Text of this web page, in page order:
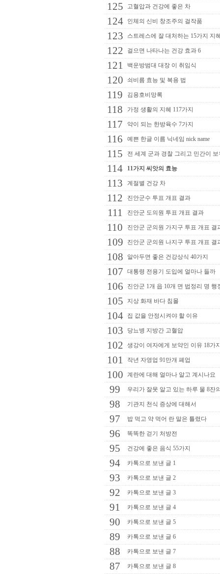
125 고혈압과 건강에 좋은 차
124 인체의 신비 창조주의 걸작품
123 스트레스에 잘 대처하는 15가지 지
122 걸으면 나타나는 건강 효과 6
121 백운방범대 대장 이 취임식
120 쇠비름 효능 및 복용 법
119 김용호비망록
118 가정 생활의 지혜 117가지
117 약이 되는 한방육수 7가지
116 예쁜 한글 이름 닉네임 nick name
115 전 세계 군과 경찰 그리고 민간이
114 11가지 씨앗의 효능
113 계절별 건강 차
112 진안군수 투표 개표 결과
111 진안군 도의원 투표 개표 결과
110 진안군 군의원 가지구 투표 개표 결
109 진안군 군의원 나지구 투표 개표 결
108 알아두면 좋은 건강상식 40가지
107 대통령 전용기 도입에 얼마나 들까
106 진안군 1개 읍 10개 면 법정리 명 행
105 지상 화재 바다 침몰
104 집 값을 안정시켜야 할 이유
103 당뇨병 지방간 고혈압
102 생강이 여자에게 보약인 이유 18가
101 작년 자영업 91만개 폐업
100 계란에 대해 얼마나 알고 계시나요
99 우리가 잘못 알고 있는 하루 물 8잔
98 기관지 천식 증상에 대해서
97 밥 먹고 약 먹어 란 말은 틀렸다
96 똑똑한 걷기 처방전
95 건강에 좋은 음식 55가지
94 카톡으로 보낸 글 1
93 카톡으로 보낸 글 2
92 카톡으로 보낸 글 3
91 카톡으로 보낸 글 4
90 카톡으로 보낸 글 5
89 카톡으로 보낸 글 6
88 카톡으로 보낸 글 7
87 카톡으로 보낸 글 8